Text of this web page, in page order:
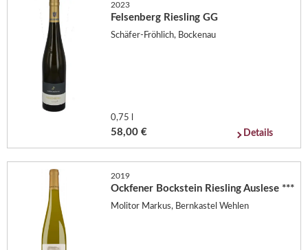
2023
Felsenberg Riesling GG
Schäfer-Fröhlich, Bockenau
0,75 l
58,00 € Details
2019
Ockfener Bockstein Riesling Auslese ***
Molitor Markus, Bernkastel Wehlen